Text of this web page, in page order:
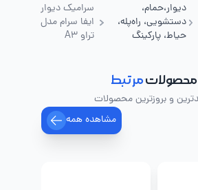
دیوار،حمام،
دستشویی، راه‌پله،
حیاط، پارکینگ
سرامیک دیوار
ایفا سرام مدل
تراو A3
محصولاتمرتبط
و بروزترین محصولات
مشاهده همه